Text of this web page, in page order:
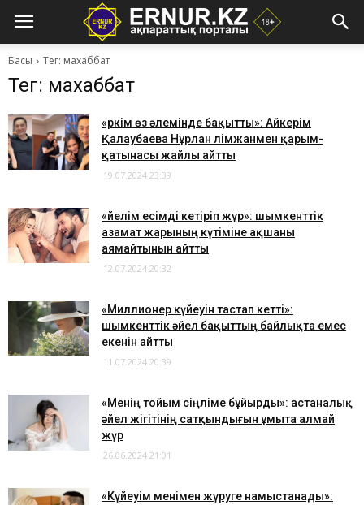
Басы Тег: махаббат
Тег: махаббат
​«Әркім өз әлемінде бақытты»: Айкерім
Қалаубаева Нұрлан Әлімжанмен қарым-
қатынасы жайлы айтты
19.07.2024 23:39
​«Әйелім есімді кетіріп жүр»: шымкенттік
азамат жарының күтіміне ақшаны
аямайтынын айтты
12.07.2024 20:32
​«Миллионер күйеуін тастап кетті»:
шымкенттік әйел бақыттың байлықта емес
екенін айтты
11.07.2024 20:39
​«Менің тойым сіңліме бұйырды»: астаналық
әйел жігітінің сатқындығын ұмыта алмай
жүр
26.06.2024 21:01
​«Күйеуім менімен жүруге намыстанады»: